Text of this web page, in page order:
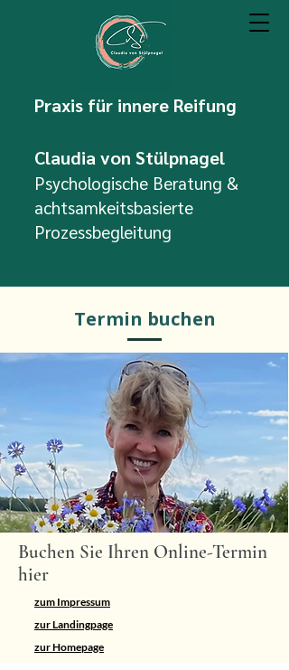
Praxis für innere Reifung
Claudia von Stülpnagel
Psychologische Beratung &
achtsamkeitsbasierte
Prozessbegleitung
Termin buchen
Buchen Sie Ihren Online-Termin
hier
zum Impressum
zur Landingpage
zur Homepage